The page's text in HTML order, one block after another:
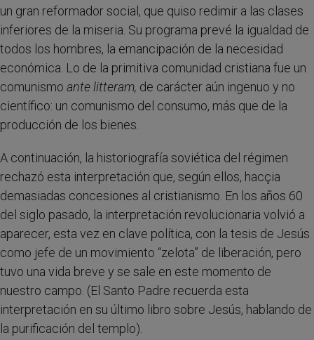
un gran reformador social, que quiso redimir a las clases
inferiores de la miseria. Su programa prevé la igualdad de
todos los hombres, la emancipación de la necesidad
económica. Lo de la primitiva comunidad cristiana fue un
comunismo ante litteram, de carácter aún ingenuo y no
científico: un comunismo del consumo, más que de la
producción de los bienes.
A continuación, la historiografía soviética del régimen
rechazó esta interpretación que, según ellos, hacçia
demasiadas concesiones al cristianismo. En los años 60
del siglo pasado, la interpretación revolucionaria volvió a
aparecer, esta vez en clave política, con la tesis de Jesús
como jefe de un movimiento “zelota” de liberación, pero
tuvo una vida breve y se sale en este momento de
nuestro campo. (El Santo Padre recuerda esta
interpretación en su último libro sobre Jesús, hablando de
la purificación del templo).